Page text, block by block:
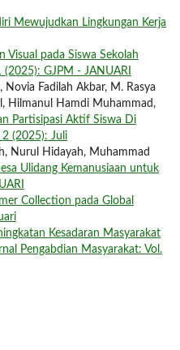
Mewujudkan Lingkungan Kerja
Visual pada Siswa Sekolah
GJPM - JANUARI
Fadilah Akbar, M. Rasya
Hilmanul Hamdi Muhammad,
Partisipasi Aktif Siswa Di
2 (2025): Juli
Nurul Hidayah, Muhammad
Ulidang Kemanusiaan untuk
Collection pada Global
Kesadaran Masyarakat
Pengabdian Masyarakat: Vol.